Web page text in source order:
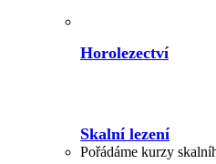
Horolezectví
Skalní lezení
Pořádáme kurzy